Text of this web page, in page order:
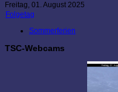
Freitag, 01. August 2025
Folgetag
Sommerferien
TSC-Webcams